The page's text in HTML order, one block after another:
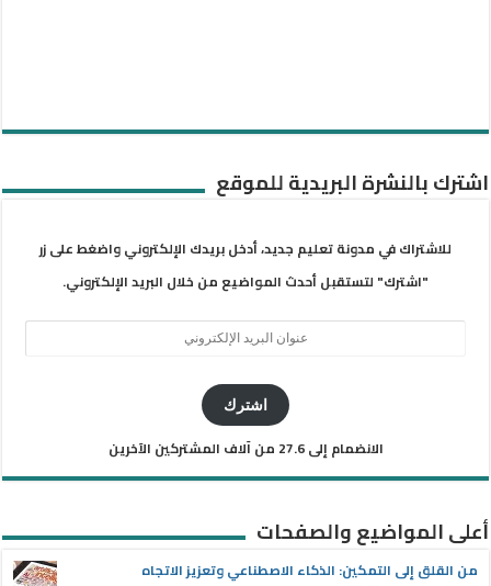
اشترك بالنشرة البريدية للموقع
للاشتراك في مدونة تعليم جديد، أدخل بريدك الإلكتروني واضغط على زر
"اشترك" لتستقبل أحدث المواضيع من خلال البريد الإلكتروني.
اشترك
الانضمام إلى 27.6 من آلاف المشتركين الآخرين
أعلى المواضيع والصفحات
من القلق إلى التمكين: الذكاء الاصطناعي وتعزيز الاتجاه